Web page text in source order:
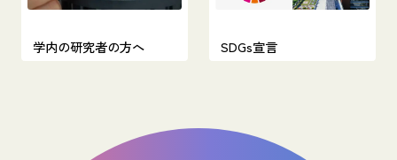
学内の研究者の方へ SDGs宣言